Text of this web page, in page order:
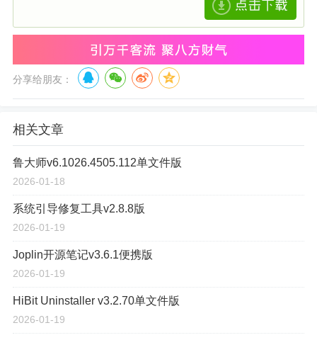
分享给朋友：
相关文章
鲁大师v6.1026.4505.112单文件版
2026-01-18
系统引导修复工具v2.8.8版
2026-01-19
Joplin开源笔记v3.6.1便携版
2026-01-19
HiBit Uninstaller v3.2.70单文件版
2026-01-19